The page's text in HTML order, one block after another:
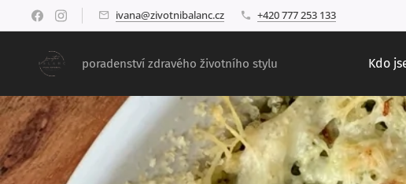
ivana@zivotnibalanc.cz +420 777 253 133
poradenství zdravého životního stylu Kdo